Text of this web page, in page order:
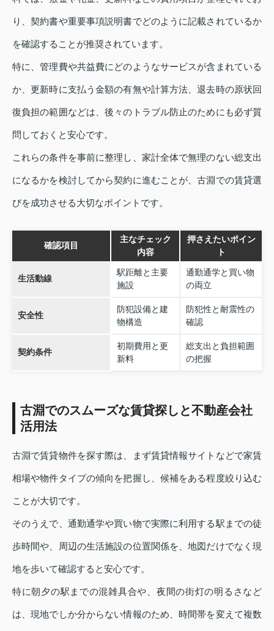
り、契約書や重要事項説明書でどのように記載されているか
を確認することが推奨されています。
特に、管理費や共益費にどのようなサービスが含まれている
か、更新時に支払う金額の有無や計算方法、退去時の原状回
復負担の範囲などは、後々のトラブル防止のためにも必ず質
問しておくと安心です。
これらの条件を事前に整理し、家計全体で無理のない総支出
になるかを検討してから契約に進むことが、古淵での賃貸選
びを成功させる大切なポイントです。
確認項目
主なチェック
内容
押さえたいポイン
ト
生活動線
駅距離と主要
施設
通勤通学と買い物
の両立
安全性
防犯設備と建
物構造
防犯性と耐震性の
確認
契約条件
初期費用と更
新料
総支出と負担範囲
の把握
古淵でのスムーズな賃貸探しと不動産会社
活用法
古淵で賃貸物件を探す際は、まず賃貸情報サイトなどで家賃
相場や物件タイプの傾向を把握し、候補をある程度絞り込む
ことが大切です。
そのうえで、通勤通学や買い物で実際に利用する駅までの徒
歩時間や、周辺の生活施設の位置関係を、地図だけでなく現
地を歩いて確認すると安心です。
特に朝夕の駅までの混雑具合や、夜間の街灯の明るさなど
は、現地でしか分からない情報のため、時間帯を変えて複数